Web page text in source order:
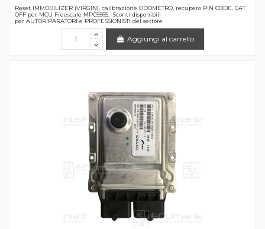
Reset IMMOBILIZER (VIRGIN), calibrazione ODOMETRO, recupero PIN CODE, CAT
OFF per MCU Freescale MPC5565. Sconti disponibili
per AUTORIPARATORI e PROFESSIONISTI del settore
Aggiungi al carrello